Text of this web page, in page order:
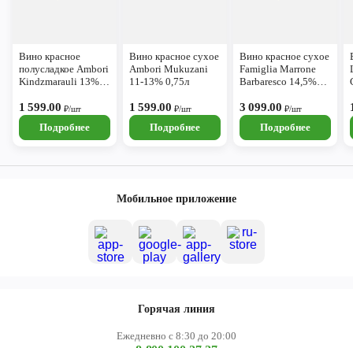
Вино красное
полусладкое Ambori
Kindzmarauli 13%
1 599.00₽/шт
Подробнее
Вино красное сухое
Ambori Mukuzani
11-13% 0,75л
1 599.00₽/шт
Подробнее
Вино красное сухое
Famiglia Marrone
Barbaresco 14,5%
3 099.00₽/шт
Подробнее
Мобильное приложение
Горячая линия
Ежедневно с 8:30 до 20:00